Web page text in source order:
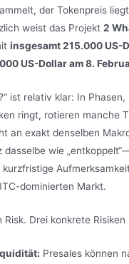
der Tokenpreis
weist das Projekt2
insgesamt 215.000 US-
US-Dollar am 8.
ist relativ klar: In
ringt, rotieren manche
an exakt denselben
dasselbe wie
kurzfristige
dominierten Markt.
Risk. Drei konkrete
Presales können